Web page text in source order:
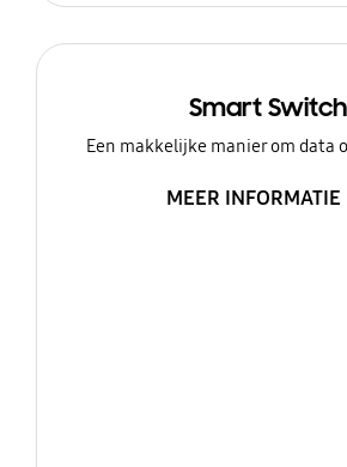
Smart Switch
Een makkelijke manier om data
MEER INFORMATIE